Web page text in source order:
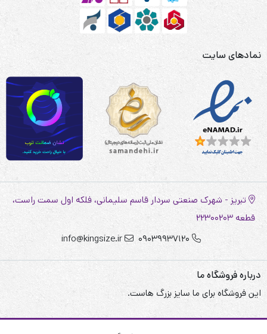
نمادهای سایت
تبریز - شهرک صنعتی سردار قاسم سلیمانی، فلکه اول سمت راست،
قطعه 22300203
09039937120
info@kingsize.ir
درباره فروشگاه ما
این فروشگاه برای ما سایز بزرگ هاست.